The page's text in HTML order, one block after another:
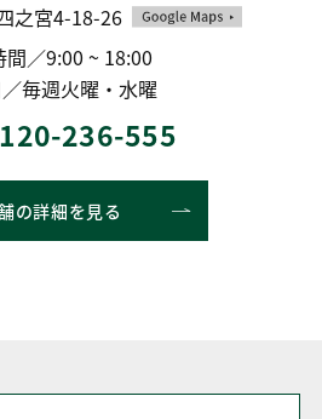
之宮4-18-26
間／9:00 ~ 18:00
毎週火曜・水曜
236-555
の詳細を見る